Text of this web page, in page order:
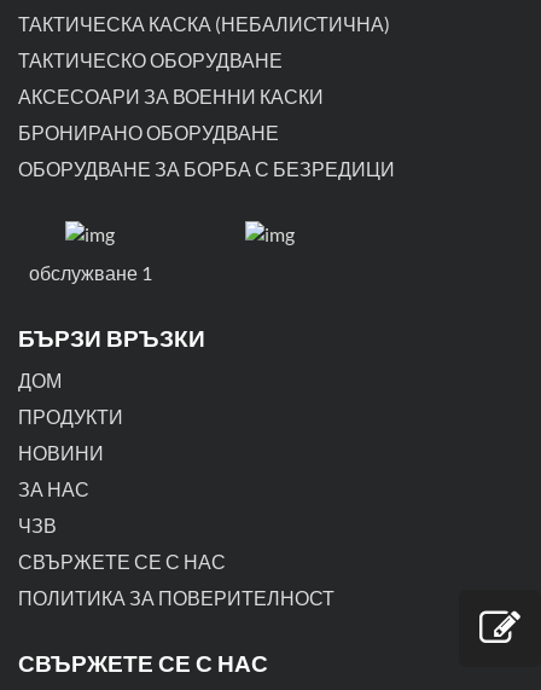
ТАКТИЧЕСКА КАСКА (НЕБАЛИСТИЧНА)
ТАКТИЧЕСКО ОБОРУДВАНЕ
АКСЕСОАРИ ЗА ВОЕННИ КАСКИ
БРОНИРАНО ОБОРУДВАНЕ
ОБОРУДВАНЕ ЗА БОРБА С БЕЗРЕДИЦИ
обслужване 1
БЪРЗИ ВРЪЗКИ
ДОМ
ПРОДУКТИ
НОВИНИ
ЗА НАС
ЧЗВ
СВЪРЖЕТЕ СЕ С НАС
ПОЛИТИКА ЗА ПОВЕРИТЕЛНОСТ
СВЪРЖЕТЕ СЕ С НАС